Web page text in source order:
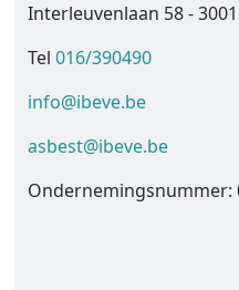
Interleuvenlaan 58 -
Tel 016/390490
info@ibeve.be
asbest@ibeve.be
Ondernemingsnummer: